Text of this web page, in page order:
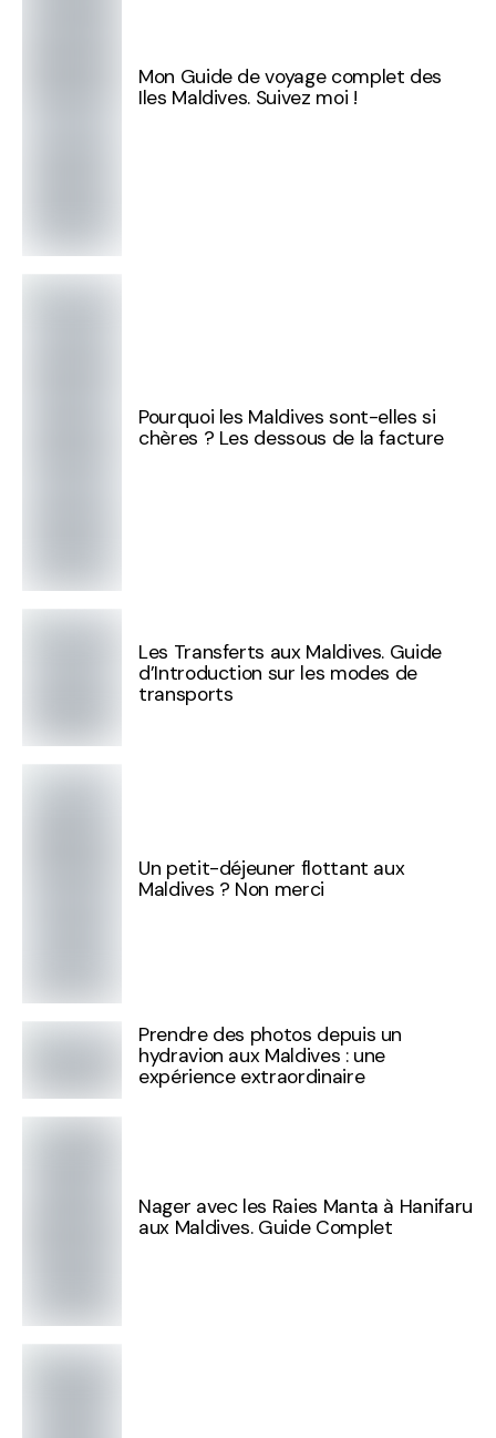
Mon Guide de voyage complet des
Iles Maldives. Suivez moi !
Pourquoi les Maldives sont-elles si
chères ? Les dessous de la facture
Les Transferts aux Maldives. Guide
d’Introduction sur les modes de
transports
Un petit-déjeuner flottant aux
Maldives ? Non merci
Prendre des photos depuis un
hydravion aux Maldives : une
expérience extraordinaire
Nager avec les Raies Manta à Hanifaru
aux Maldives. Guide Complet